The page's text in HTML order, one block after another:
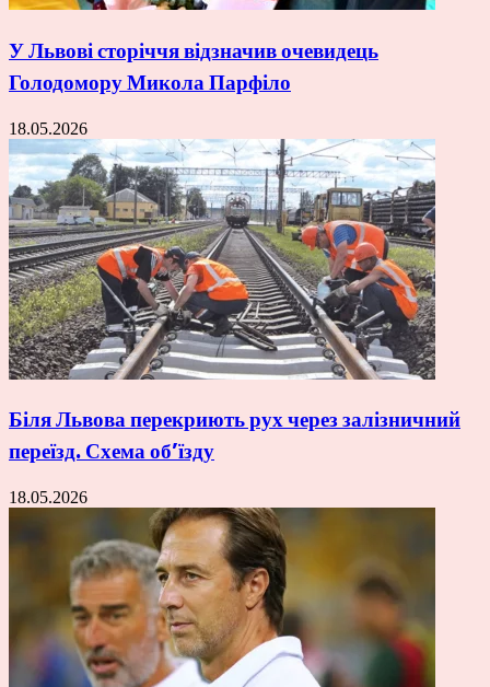
У Львові сторіччя відзначив очевидець
Голодомору Микола Парфіло
18.05.2026
Біля Львова перекриють рух через залізничний
переїзд. Схема об’їзду
18.05.2026